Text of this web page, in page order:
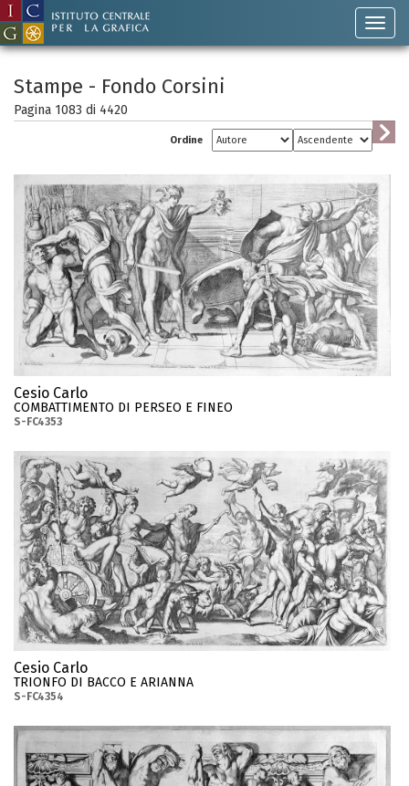
Stampe - Fondo Corsini
Pagina 1083 di 4420
Ordine
Cesio Carlo
COMBATTIMENTO DI PERSEO E FINEO
S-FC4353
Cesio Carlo
TRIONFO DI BACCO E ARIANNA
S-FC4354